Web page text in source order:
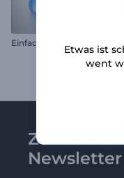
Einfache Umrisse Logo
Zu
Etwas ist
went